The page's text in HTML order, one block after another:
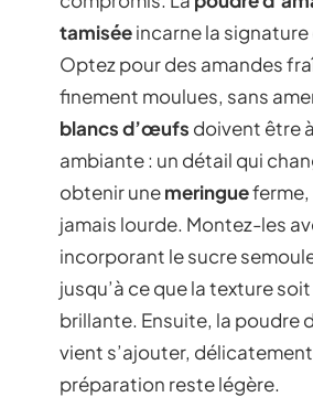
tamiséeincarne la
Optez pour des amandes
finement moulues, sans
blancs d’œufs doivent être
ambiante : un détail qui
obtenir unemeringueferme,
jamais lourde. Montez-les
incorporant le sucre
jusqu’à ce que la texture
brillante. Ensuite, la poudre
vient s’ajouter,
préparation reste légère.